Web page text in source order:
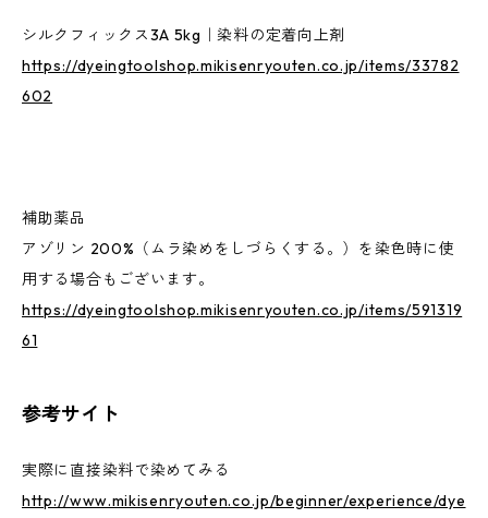
シルクフィックス3A 5kg｜染料の定着向上剤
https://dyeingtoolshop.mikisenryouten.co.jp/items/33782
602
補助薬品
アゾリン 200%（ムラ染めをしづらくする。）を染色時に使
用する場合もございます。
https://dyeingtoolshop.mikisenryouten.co.jp/items/591319
61
参考サイト
実際に直接染料で染めてみる
http://www.mikisenryouten.co.jp/beginner/experience/dye